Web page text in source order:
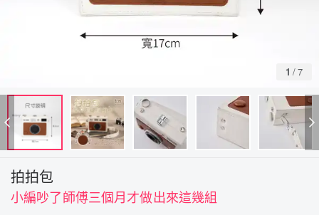
1 /7
拍拍包
小編吵了師傅三個月才做出來這幾組